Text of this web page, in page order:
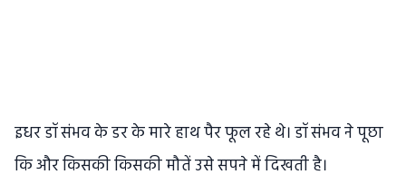
इधर डॉ संभव के डर के मारे हाथ पैर फूल रहे थे। डॉ संभव ने पूछा
कि और किसकी किसकी मौतें उसे सपने में दिखती है।